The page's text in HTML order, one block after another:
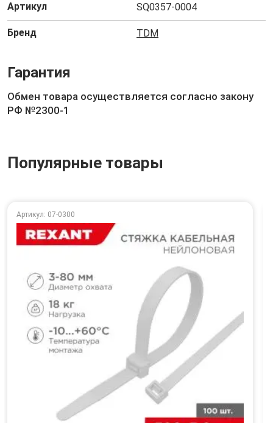
Артикул SQ0357-0004
Бренд TDM
Гарантия
Обмен товара осуществляется согласно закону
РФ №2300-1
Популярные товары
Артикул: 07-0300